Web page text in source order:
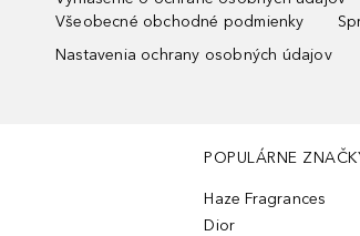
Všeobecné obchodné podmienky
Nastavenia ochrany osobných údajov
POPULÁRNE
Haze Fragrances
Dior